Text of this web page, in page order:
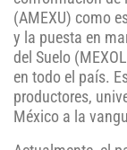
(AMEXU) como
y la puesta en
del Suelo
en todo el país.
productores,
México a la